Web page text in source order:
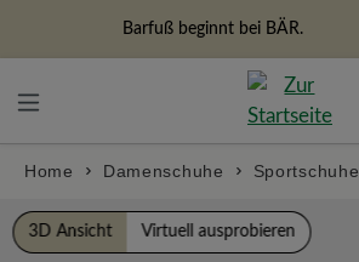
Freiheitspioniere
Home Damenschuhe Sportschuhe
Bildergalerie überspringen
3D Ansicht Virtuell ausprobieren